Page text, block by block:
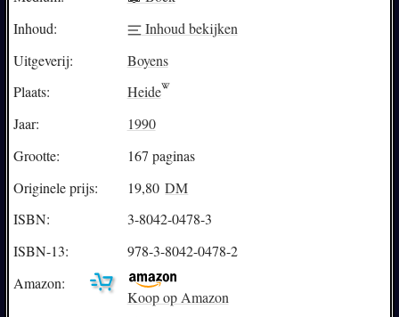
Inhoud:
Inhoud bekijken
Uitgeverij:
Boyens
Plaats:
Heide
Jaar:
1990
Grootte:
167 paginas
Originele prijs:
19,80 DM
ISBN:
3-8042-0478-3
ISBN-13:
978-3-8042-0478-2
Amazon:
Koop op Amazon